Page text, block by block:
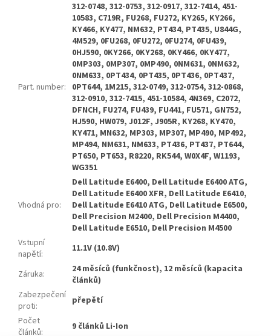
Part. number:
312-0748, 312-0753, 312-0917, 312-7414, 451-
10583, C719R, FU268, FU272, KY265, KY266,
KY466, KY477, NM632, PT434, PT435, U844G,
4M529, 0FU268, 0FU272, 0FU274, 0FU439,
0HJ590, 0KY266, 0KY268, 0KY466, 0KY477,
0MP303, 0MP307, 0MP490, 0NM631, 0NM632,
0NM633, 0PT434, 0PT435, 0PT436, 0PT437,
0PT644, 1M215, 312-0749, 312-0754, 312-0868,
312-0910, 312-7415, 451-10584, 4N369, C2072,
DFNCH, FU274, FU439, FU441, FU571, GN752,
HJ590, HW079, J012F, J905R, KY268, KY470,
KY471, MN632, MP303, MP307, MP490, MP492,
MP494, NM631, NM633, PT436, PT437, PT644,
PT650, PT653, R8220, RK544, W0X4F, W1193,
WG351
Vhodná pro:
Dell Latitude E6400, Dell Latitude E6400 ATG,
Dell Latitude E6400 XFR, Dell Latitude E6410,
Dell Latitude E6410 ATG, Dell Latitude E6500,
Dell Precision M2400, Dell Precision M4400,
Dell Latitude E6510, Dell Precision M4500
Vstupní
napětí: 11.1V (10.8V)
Záruka:
24 měsíců (funkčnost), 12 měsíců (kapacita
článků)
Zabezpečení
proti:
přepětí
Počet
článků: 9 článků Li-Ion